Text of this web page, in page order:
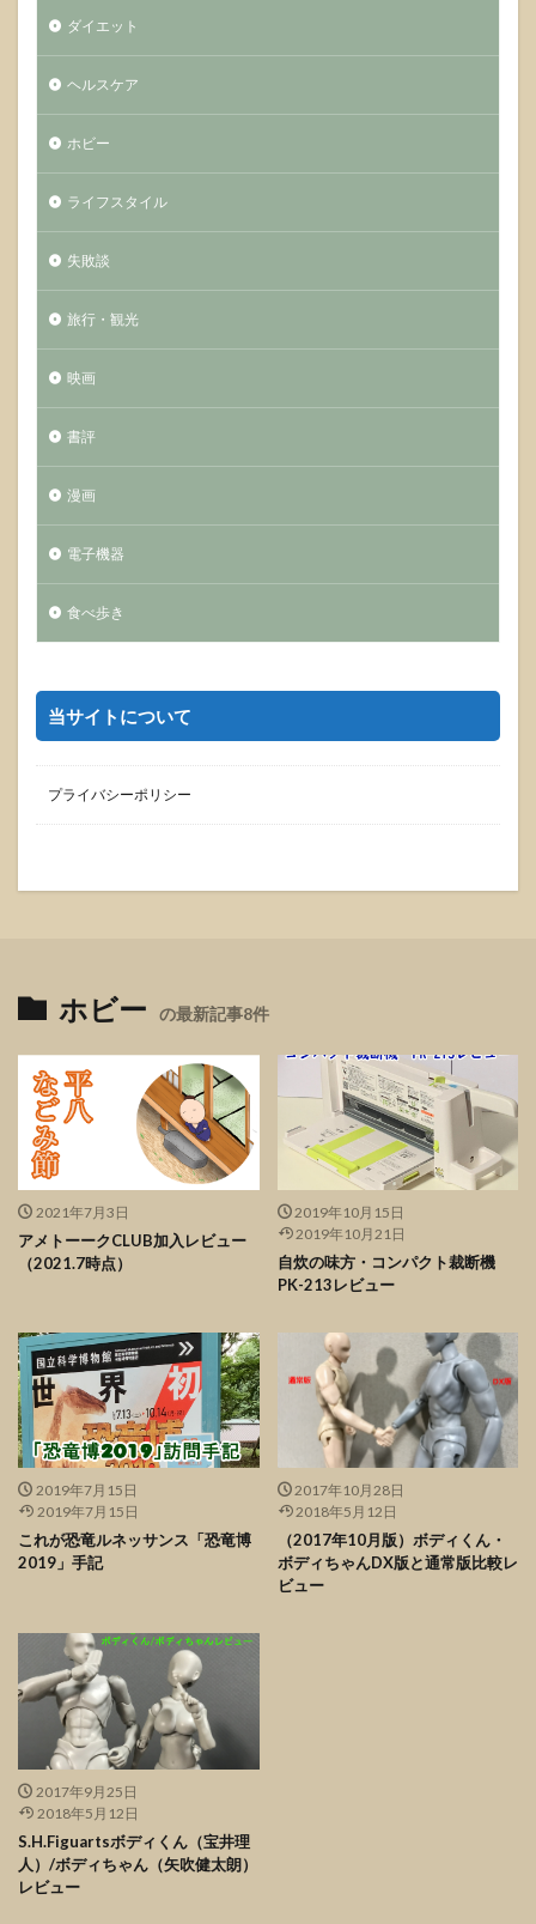
ダイエット
ヘルスケア
ホビー
ライフスタイル
失敗談
旅行・観光
映画
書評
漫画
電子機器
食べ歩き
当サイトについて
プライバシーポリシー
ホビー の最新記事8件
2021年7月3日
アメトーークCLUB加入レビュー
（2021.7時点）
2019年10月15日
2019年10月21日
自炊の味方・コンパクト裁断機
PK-213レビュー
2019年7月15日
2019年7月15日
これが恐竜ルネッサンス「恐竜博
2019」手記
2017年10月28日
2018年5月12日
（2017年10月版）ボディくん・
ボディちゃんDX版と通常版比較レ
ビュー
2017年9月25日
2018年5月12日
S.H.Figuartsボディくん（宝井理
人）/ボディちゃん（矢吹健太朗）
レビュー